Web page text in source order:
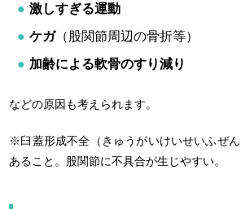
激しすぎる運動
ケガ（股関節周辺の骨折等）
加齢による軟骨のすり減り
などの原因も考えられます。
※臼蓋形成不全（きゅうがいけいせいふぜ
あること。股関節に不具合が生じやすい。